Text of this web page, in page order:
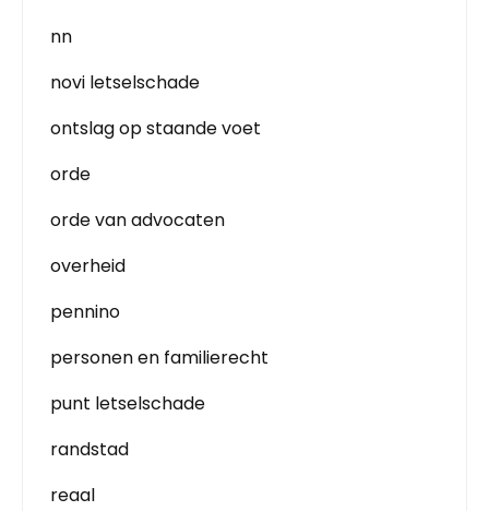
nn
novi letselschade
ontslag op staande voet
orde
orde van advocaten
overheid
pennino
personen en familierecht
punt letselschade
randstad
reaal